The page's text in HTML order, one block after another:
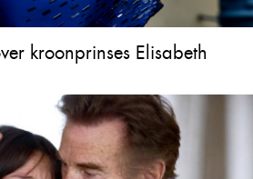
kroonprinses Elisabeth